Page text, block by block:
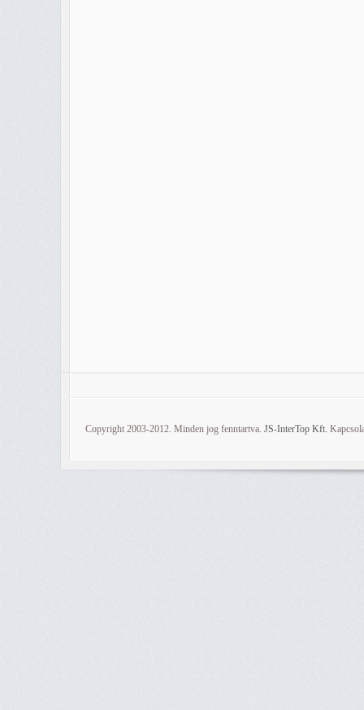
Copyright 2003-2012. Minden jog fenntartva. JS-InterTop Kft.